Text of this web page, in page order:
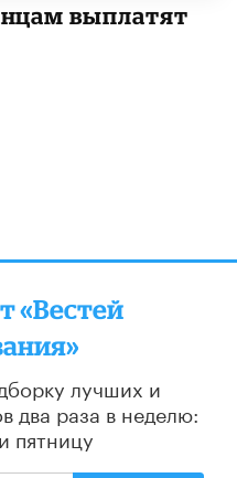
выплатят
«Вестей
лучших и
два раза в неделю:
пятницу